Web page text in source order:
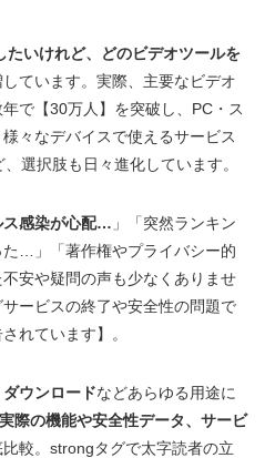
いけれど、どのビデオツールを
しています。実際、主要なビデオ
で【30万人】を突破し、PC・ス
々なデバイスで使えるサービス
選択肢も日々進化しています。
ス感染が心配… 」「突然ランキン
…」「著作権やプライバシー的
安や疑問の声も少なくありませ
ービスの終了や安全性の問題で
れています】。
ウンロードなどあらゆる用途に
実際の機能や安全性データ、サービ
較。strongタグで太字読者の立